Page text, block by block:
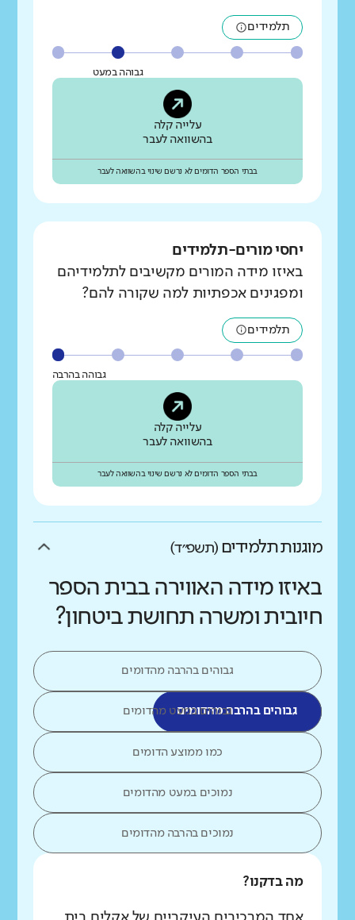
תלמידים
גבוהה במעט
עלייה קלה
בהשוואה לעבר
בבתי הספר הדומים לא נרשם שינוי בהשוואה לעבר
יחסי מורים-תלמידים
באיזו מידה המורים מקשיבים לתלמידיהם
ומפגינים אכפתיות למה שקורה להם?
תלמידים
גבוהה בהרבה
עלייה קלה
בהשוואה לעבר
בבתי הספר הדומים לא נרשם שינוי בהשוואה לעבר
מוגנות תלמידים (תשפ״ד)
באיזו מידה האווירה בבית הספר
חיובית ומשרה תחושת ביטחון?
גבוהים בהרבה מהדומים
גבוהים בהרבה מהדומיםגבוהים במעט מהדומים
כמו ממוצע הדומים
נמוכים במעט מהדומים
נמוכים בהרבה מהדומים
מה בדקנו?